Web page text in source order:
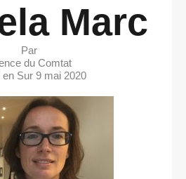
Marc
Par
du Comtat
en Sur 9 mai 2020